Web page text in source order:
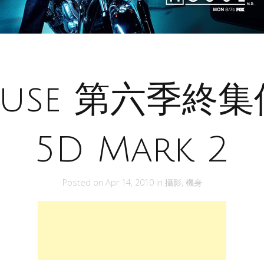
第六季終集
5D Mark 2
Posted on Apr 14, 2010 in 攝影, 機身